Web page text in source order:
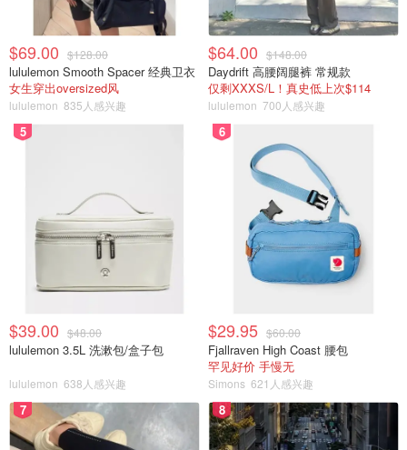
$69.00 $128.00
lululemon Smooth Spacer 经典卫衣
女生穿出oversized风
lululemon 835人感兴趣
$64.00 $148.00
Daydrift 高腰阔腿裤 常规款
仅剩XXXS/L！真史低上次$114
lululemon 700人感兴趣
5
$39.00 $48.00
lululemon 3.5L 洗漱包/盒子包
lululemon 638人感兴趣
6
$29.95 $60.00
Fjallraven High Coast 腰包
罕见好价 手慢无
Simons 621人感兴趣
7 8